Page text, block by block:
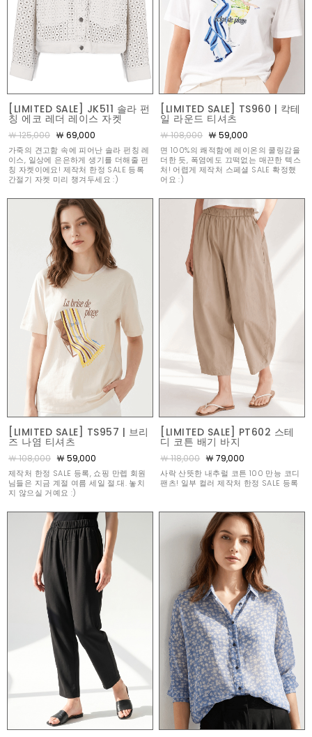
[LIMITED SALE] JK511 솔라 펀
칭 에코 레더 레이스 자켓
￦ 125,000 ￦ 69,000
가죽의 견고함 속에 피어난 솔라 펀칭 레
이스, 일상에 은은하게 생기를 더해줄 펀
칭 자켓이에요! 제작처 한정 SALE 등록
간절기 자켓 미리 챙겨두세요 :)
[LIMITED SALE] TS960 | 칵테
일 라운드 티셔츠
￦ 108,000 ￦ 59,000
면 100%의 쾌적함에 레이온의 쿨링감을
더한 듯, 폭염에도 끄떡없는 매끈한 텍스
처! 어렵게 제작처 스페셜 SALE 확정했
어요 :)
[LIMITED SALE] TS957 | 브리
즈 나염 티셔츠
￦ 108,000 ￦ 59,000
제작처 한정 SALE 등록, 쇼핑 만렙 회원
님들은 지금 계절 여름 세일 절.대. 놓치
지 않으실 거예요 :)
[LIMITED SALE] PT602 스테
디 코튼 배기 바지
￦ 118,000 ￦ 79,000
사락 산뜻한 내추럴 코튼 100 만능 코디
팬츠! 일부 컬러 제작처 한정 SALE 등록